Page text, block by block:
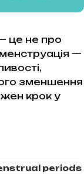
це не про
менструація —
зменшення
крок у
periods